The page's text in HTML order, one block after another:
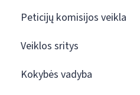
Peticijų komisijos veikla
Veiklos sritys
Kokybės vadyba